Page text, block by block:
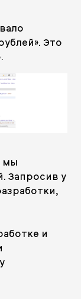
Это
мы
Запросив у
и